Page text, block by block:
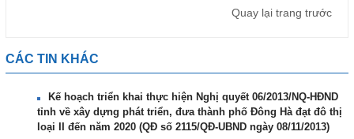
Quay lại trang trước
CÁC TIN KHÁC
Kế hoạch triển khai thực hiện Nghị quyết 06/2013/NQ-HĐND
tỉnh về xây dựng phát triển, đưa thành phố Đông Hà đạt đô thị
loại II đến năm 2020 (QĐ số 2115/QĐ-UBND ngày 08/11/2013)